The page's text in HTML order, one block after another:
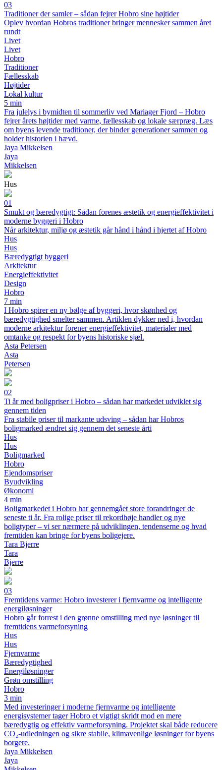
03
Traditioner der samler – sådan fejrer Hobro sine højtider
Oplev hvordan Hobros traditioner bringer mennesker sammen året
rundt
Livet
Livet
Hobro
Traditioner
Fællesskab
Højtider
Lokal kultur
5 min
Fra julelys i bymidten til sommerliv ved Mariager Fjord – Hobro
fejrer årets højtider med varme, fællesskab og lokale særpræg. Læs
om byens levende traditioner, der binder generationer sammen og
holder historien i hævd.
Jaya Mikkelsen
Jaya
Mikkelsen
Hus
01
Smukt og bæredygtigt: Sådan forenes æstetik og energieffektivitet i
moderne byggeri i Hobro
Når arkitektur, miljø og æstetik går hånd i hånd i hjertet af Hobro
Hus
Hus
Bæredygtigt byggeri
Arkitektur
Energieffektivitet
Design
Hobro
7 min
I Hobro spirer en ny bølge af byggeri, hvor skønhed og
bæredygtighed smelter sammen. Artiklen dykker ned i, hvordan
moderne arkitektur forener energieffektivitet, materialer med
omtanke og respekt for byens historiske sjæl.
Asta Petersen
Asta
Petersen
02
Ti år med boligpriser i Hobro – sådan har markedet udviklet sig
gennem tiden
Fra stabile priser til markante udsving – sådan har Hobros
boligmarked ændret sig gennem det seneste årti
Hus
Hus
Boligmarked
Hobro
Ejendomspriser
Byudvikling
Økonomi
4 min
Boligmarkedet i Hobro har gennemgået store forandringer de
seneste ti år. Fra rolige priser til rekordhøje handler og nye
boligtyper – vi ser nærmere på udviklingen, tendenserne og hvad
fremtiden kan bringe for byens boligejere.
Tara Bjerre
Tara
Bjerre
03
Fremtidens varme: Hobro investerer i fjernvarme og intelligente
energiløsninger
Hobro går forrest i den grønne omstilling med nye løsninger til
fremtidens varmeforsyning
Hus
Hus
Fjernvarme
Bæredygtighed
Energiløsninger
Grøn omstilling
Hobro
3 min
Med investeringer i moderne fjernvarme og intelligente
energisystemer tager Hobro et vigtigt skridt mod en mere
bæredygtig og effektiv varmeforsyning. Projektet skal både reducere
CO₂-udledningen og sikre stabile, klimavenlige løsninger for byens
borgere.
Jaya Mikkelsen
Jaya